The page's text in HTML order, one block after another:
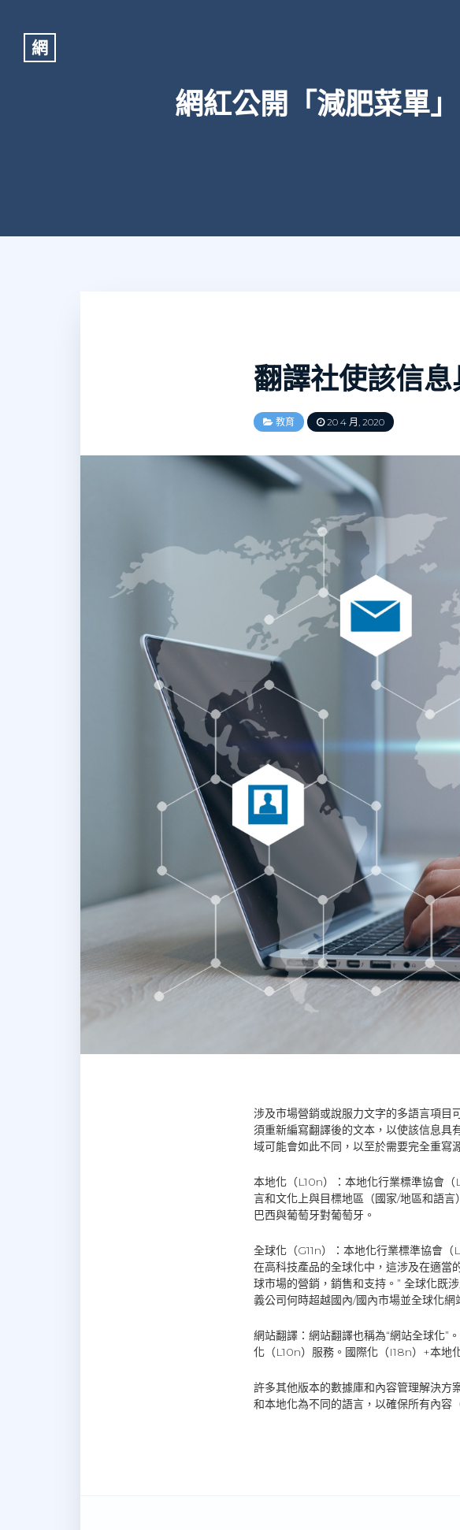
網
網紅公開「減肥菜單
翻譯社使該信
教育 20 4 月, 2020
涉及市場營銷或說服力文字的多語言項目
須重新編寫翻譯後的文本，以使該信息具
域可能會如此不同，以至於需要完全重寫
本地化（L10n）：本地化行業標準協會
言和文化上與目標地區（國家/地區和語
巴西與葡萄牙對葡萄牙。
全球化（G11n）：本地化行業標準協會
在高科技產品的全球化中，這涉及在適當
球市場的營銷，銷售和支持。” 全球化既
義公司何時超越國內/國內市場並全球化
網站翻譯：網站翻譯也稱為“網站全球化”
化（L10n）服務。國際化（I18n）+本地
許多其他版本的數據庫和內容管理解決方
和本地化為不同的語言，以確保所有內容